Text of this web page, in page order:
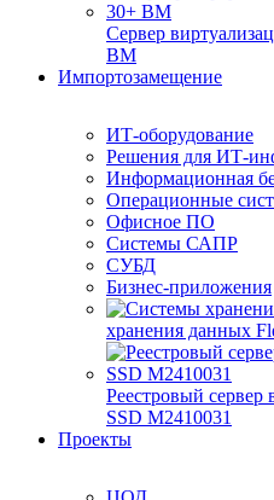
Сервер
ВМ
Импортозамещение
ИТ-оборудование
Решения для ИТ-
Информационная
Операционные
Офисное ПО
Системы САПР
СУБД
Бизнес-приложения
хранения данных
Реестровый сервер
SSD М2410031
Проекты